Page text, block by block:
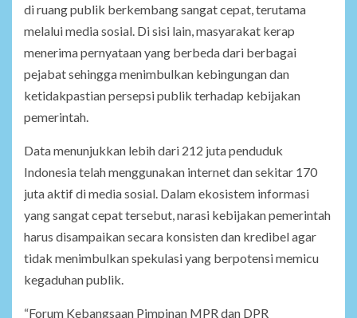
di ruang publik berkembang sangat cepat, terutama
melalui media sosial. Di sisi lain, masyarakat kerap
menerima pernyataan yang berbeda dari berbagai
pejabat sehingga menimbulkan kebingungan dan
ketidakpastian persepsi publik terhadap kebijakan
pemerintah.
Data menunjukkan lebih dari 212 juta penduduk
Indonesia telah menggunakan internet dan sekitar 170
juta aktif di media sosial. Dalam ekosistem informasi
yang sangat cepat tersebut, narasi kebijakan pemerintah
harus disampaikan secara konsisten dan kredibel agar
tidak menimbulkan spekulasi yang berpotensi memicu
kegaduhan publik.
“Forum Kebangsaan Pimpinan MPR dan DPR